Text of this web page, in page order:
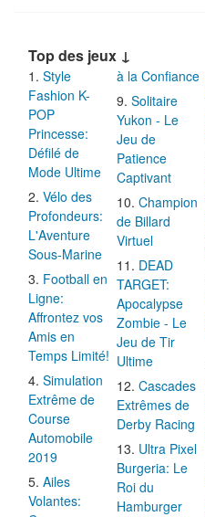
Top des jeux ↓
Style
Fashion K-
POP
Princesse:
Défilé de
Mode Ultime
Vélo des
Profondeurs:
L'Aventure
Sous-Marine
Football en
Ligne:
Affrontez vos
Amis en
Temps Limité!
Simulation
Extrême de
Course
Automobile
2019
Ailes
Volantes:
à la Confiance
Solitaire
Yukon - Le
Jeu de
Patience
Captivant
Champion
de Billard
Virtuel
DEAD
TARGET:
Apocalypse
Zombie - Le
Jeu de Tir
Ultime
Cascades
Extrêmes de
Derby Racing
Ultra Pixel
Burgeria: Le
Roi du
Hamburger